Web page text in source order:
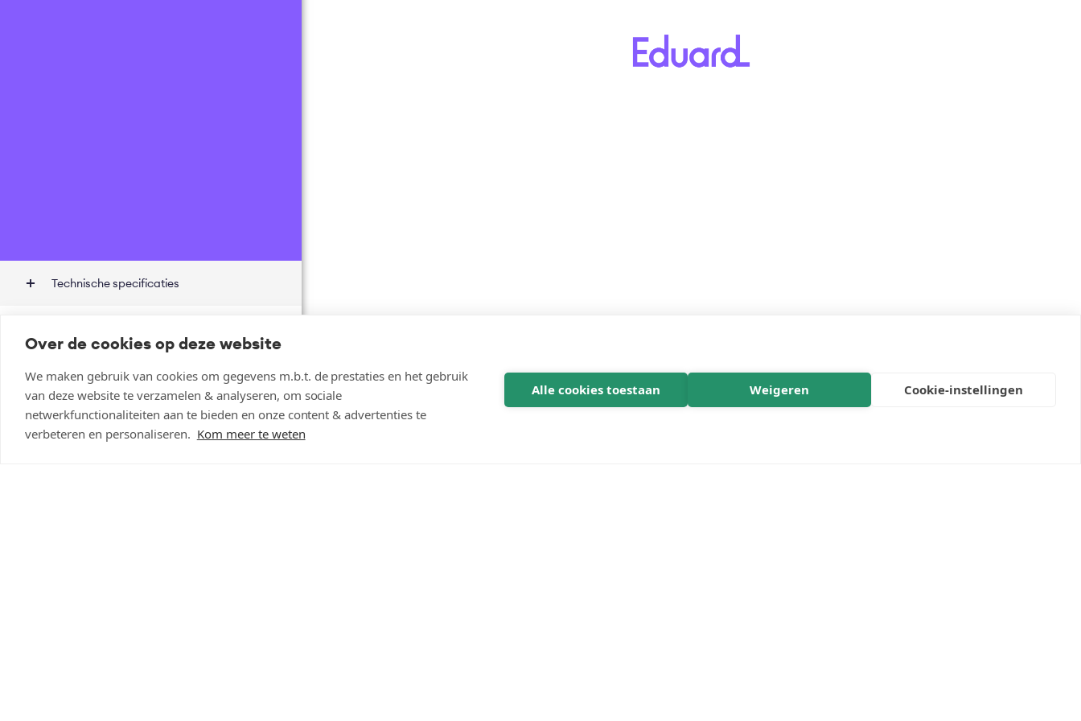
Over de cookies op deze website
We maken gebruik van cookies om gegevens m.b.t. de prestaties en het gebruik
van deze website te verzamelen & analyseren, om sociale
netwerkfunctionaliteiten aan te bieden en onze content & advertenties te
verbeteren en personaliseren. Kom meer te weten
Alle cookies toestaan Weigeren Cookie-instellingen
Technische specificaties
Incl.0% BTW
Scherpste prijs weten?
Opslaan & delen